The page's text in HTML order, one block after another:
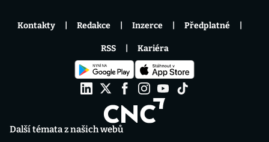
Další témata z našich webů
Kontakty Redakce Inzerce Předplatné
RSS Kariéra